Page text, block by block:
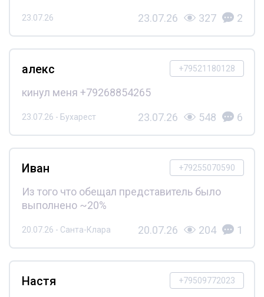
23.07.26 23.07.26 327 2
+79521180128
алекс
кинул меня +79268854265
23.07.26 - Бухарест 23.07.26 548 6
+79255070590
Иван
Из того что обещал представитель было
выполнено ~20%
20.07.26 - Санта-Клара 20.07.26 204 1
+79509772023
Настя